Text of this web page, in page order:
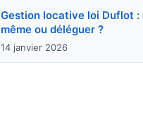
Gestion locative loi Duflot :
même ou déléguer ?
14 janvier 2026